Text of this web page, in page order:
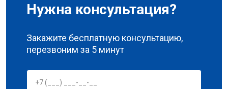
Нужна консультация?
Закажите бесплатную консультацию,
перезвоним за 5 минут